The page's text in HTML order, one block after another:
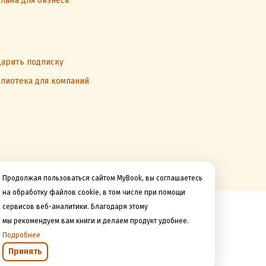
Продолжая пользоваться сайтом MyBook, вы соглашаетесь
на обработку файлов cookie, в том числе при помощи
сервисов веб-аналитики. Благодаря этому
мы рекомендуем вам книги и делаем продукт удобнее.
Подробнее
Принять
подписку
для компаний